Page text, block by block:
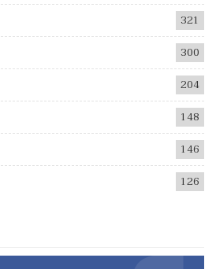
321
300
204
148
146
126